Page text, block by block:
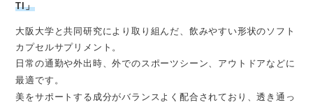
TI」
大阪大学と共同研究により取り組んだ、飲みやすい形状のソフト
カプセルサプリメント。
日常の通勤や外出時、外でのスポーツシーン、アウトドアなどに
最適です。
美をサポートする成分がバランスよく配合されており、透き通っ